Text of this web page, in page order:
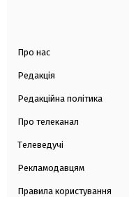
Про нас
Редакція
Редакційна політика
Про телеканал
Телеведучі
Рекламодавцям
Правила користування